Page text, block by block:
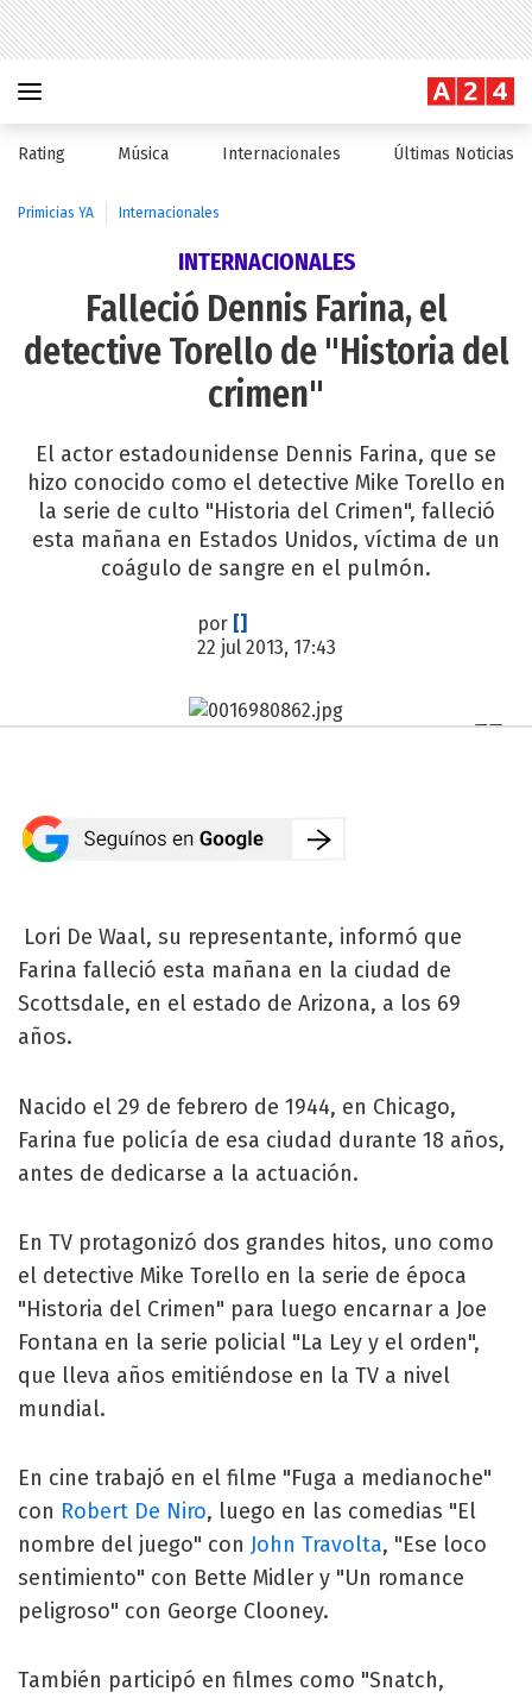
Rating Música Internacionales Últimas Noticias
Primicias YA Internacionales
INTERNACIONALES
Falleció Dennis Farina, el
detective Torello de "Historia del
crimen"
El actor estadounidense Dennis Farina, que se
hizo conocido como el detective Mike Torello en
la serie de culto "Historia del Crimen", falleció
esta mañana en Estados Unidos, víctima de un
coágulo de sangre en el pulmón.
por []
22 jul 2013, 17:43
Lori De Waal, su representante, informó que
Farina falleció esta mañana en la ciudad de
Scottsdale, en el estado de Arizona, a los 69
años.
Nacido el 29 de febrero de 1944, en Chicago,
Farina fue policía de esa ciudad durante 18 años,
antes de dedicarse a la actuación.
En TV protagonizó dos grandes hitos, uno como
el detective Mike Torello en la serie de época
"Historia del Crimen" para luego encarnar a Joe
Fontana en la serie policial "La Ley y el orden",
que lleva años emitiéndose en la TV a nivel
mundial.
En cine trabajó en el filme "Fuga a medianoche"
con Robert De Niro, luego en las comedias "El
nombre del juego" con John Travolta, "Ese loco
sentimiento" con Bette Midler y "Un romance
peligroso" con George Clooney.
También participó en filmes como "Snatch,